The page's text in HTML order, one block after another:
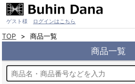
ゲスト様 ログインはこちら
TOP 商品一覧
商品一覧